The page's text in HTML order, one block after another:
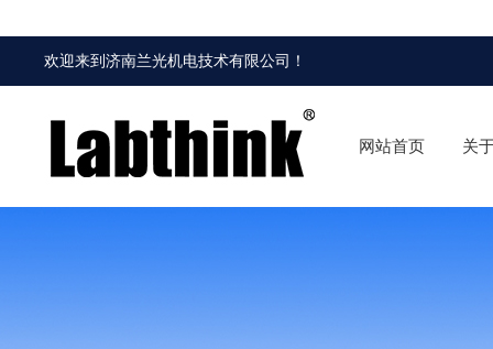
欢迎来到济南兰光机电技术有限公司 ！
网站首页 关